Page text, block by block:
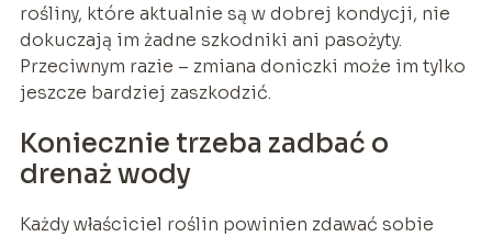
rośliny, które aktualnie są w dobrej kondycji, nie
dokuczają im żadne szkodniki ani pasożyty.
Przeciwnym razie – zmiana doniczki może im tylko
jeszcze bardziej zaszkodzić.
Koniecznie trzeba zadbać o
drenaż wody
Każdy właściciel roślin powinien zdawać sobie